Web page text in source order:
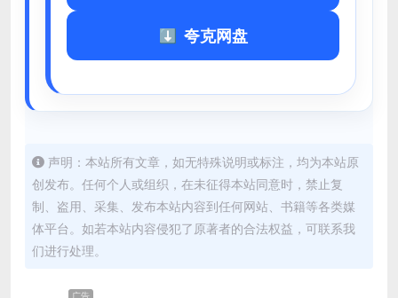
夸克网盘
声明：本站所有文章，如无特殊说明或标注，均为本站原
创发布。任何个人或组织，在未征得本站同意时，禁止复
制、盗用、采集、发布本站内容到任何网站、书籍等各类媒
体平台。如若本站内容侵犯了原著者的合法权益，可联系我
们进行处理。
广告